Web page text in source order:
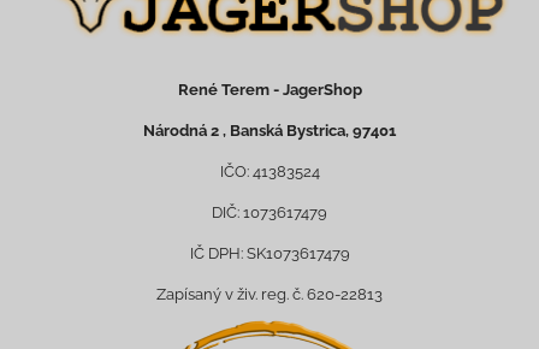
René Terem - JagerShop
Národná 2 , Banská Bystrica, 97401
IČO: 41383524
DIČ: 1073617479
IČ DPH: SK1073617479
Zapísaný v živ. reg. č. 620-22813